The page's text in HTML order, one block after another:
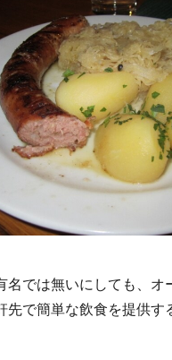
名では無いにしても、
先で簡単な飲食を提供